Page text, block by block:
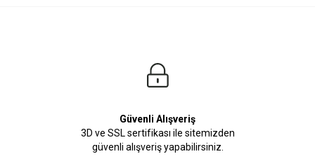
Güvenli Alışveriş
3D ve SSL sertifikası ile sitemizden
güvenli alışveriş yapabilirsiniz.